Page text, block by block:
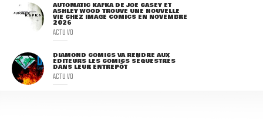
AUTOMATIC KAFKA DE JOE CASEY ET
ASHLEY WOOD TROUVE UNE NOUVELLE
VIE CHEZ IMAGE COMICS EN NOVEMBRE
2026
ACTU VO
DIAMOND COMICS VA RENDRE AUX
ÉDITEURS LES COMICS SÉQUESTRÉS
DANS LEUR ENTREPÔT
ACTU VO